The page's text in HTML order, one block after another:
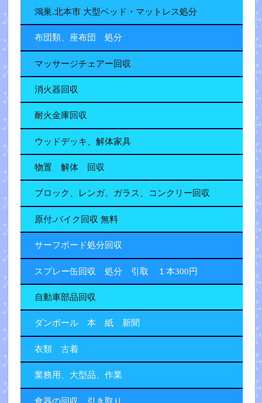
鴻巣.北本市 大型ベッド・マットレス処分
布団類、座布団 処分
マッサージチェアー回収
消火器回収
耐火金庫回収
ウッドデッキ、解体家具
物置 解体 回収
ブロック、レンガ、ガラス、コンクリー回収
原付.バイク回収 無料
サーフボード処分回収
スプレー缶回収 処分 引取 １本300円
自動車部品回収
ダンボール 本 紙 新聞
衣類 古着
業務用、大型品、作業
食器の回収 引き取り